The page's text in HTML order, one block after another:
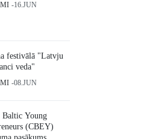
16.JUN
festivālā "Latvju
veda"
08.JUN
Baltic Young
(CBEY)